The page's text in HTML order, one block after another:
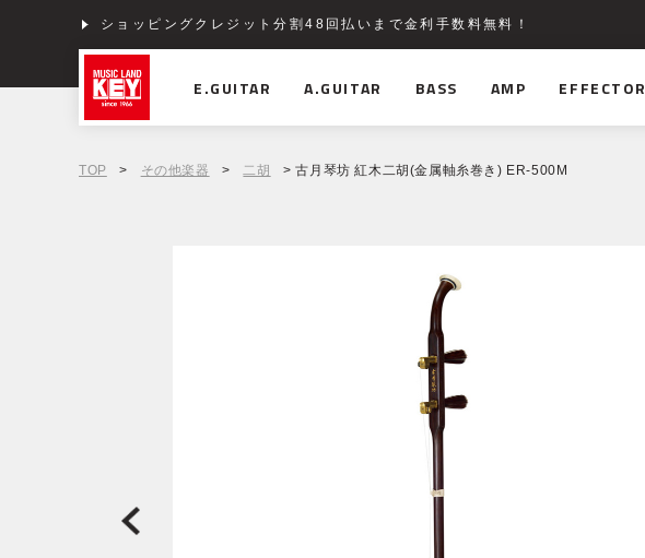
ショッピングクレジット分割48回払いまで金利手数料無料！
E.GUITAR A.GUITAR BASS AMP EFFECTOR
TOP > その他楽器 > 二胡 > 古月琴坊 紅木二胡(金属軸糸巻き) ER-500M